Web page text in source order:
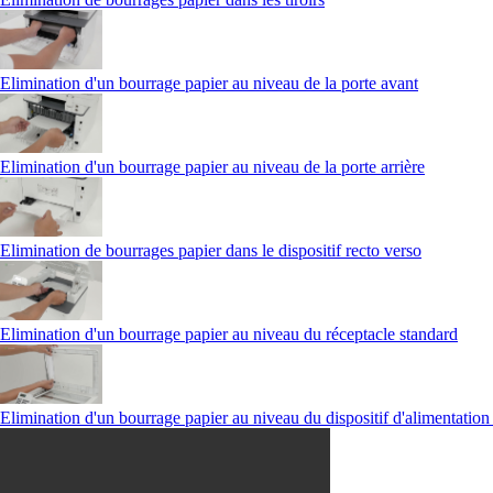
Elimination d'un bourrage papier au niveau de la porte avant
Elimination d'un bourrage papier au niveau de la porte arrière
Elimination de bourrages papier dans le dispositif recto verso
Elimination d'un bourrage papier au niveau du réceptacle standard
Elimination d'un bourrage papier au niveau du dispositif d'alimentation